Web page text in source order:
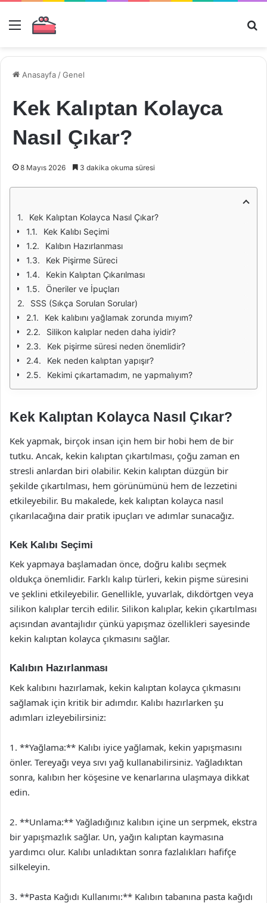
Menü
Anasayfa /Genel
Kek Kalıptan Kolayca
Nasıl Çıkar?
8 Mayıs 2026 3 dakika okuma süresi
Kek Kalıptan Kolayca Nasıl Çıkar?
Kek Kalıbı Seçimi
Kalıbın Hazırlanması
Kek Pişirme Süreci
Kekin Kalıptan Çıkarılması
Öneriler ve İpuçları
SSS (Sıkça Sorulan Sorular)
Kek kalıbını yağlamak zorunda mıyım?
Silikon kalıplar neden daha iyidir?
Kek pişirme süresi neden önemlidir?
Kek neden kalıptan yapışır?
Kekimi çıkartamadım, ne yapmalıyım?
Kek Kalıptan Kolayca Nasıl Çıkar?
Kek yapmak, birçok insan için hem bir hobi hem de bir
tutku. Ancak, kekin kalıptan çıkartılması, çoğu zaman en
stresli anlardan biri olabilir. Kekin kalıptan düzgün bir
şekilde çıkartılması, hem görünümünü hem de lezzetini
etkileyebilir. Bu makalede, kek kalıptan kolayca nasıl
çıkarılacağına dair pratik ipuçları ve adımlar sunacağız.
Kek Kalıbı Seçimi
Kek yapmaya başlamadan önce, doğru kalıbı seçmek
oldukça önemlidir. Farklı kalıp türleri, kekin pişme süresini
ve şeklini etkileyebilir. Genellikle, yuvarlak, dikdörtgen veya
silikon kalıplar tercih edilir. Silikon kalıplar, kekin çıkartılması
açısından avantajlıdır çünkü yapışmaz özellikleri sayesinde
kekin kalıptan kolayca çıkmasını sağlar.
Kalıbın Hazırlanması
Kek kalıbını hazırlamak, kekin kalıptan kolayca çıkmasını
sağlamak için kritik bir adımdır. Kalıbı hazırlarken şu
adımları izleyebilirsiniz:
1. **Yağlama:** Kalıbı iyice yağlamak, kekin yapışmasını
önler. Tereyağı veya sıvı yağ kullanabilirsiniz. Yağladıktan
sonra, kalıbın her köşesine ve kenarlarına ulaşmaya dikkat
edin.
2. **Unlama:** Yağladığınız kalıbın içine un serpmek, ekstra
bir yapışmazlık sağlar. Un, yağın kalıptan kaymasına
yardımcı olur. Kalıbı unladıktan sonra fazlalıkları hafifçe
silkeleyin.
3. **Pasta Kağıdı Kullanımı:** Kalıbın tabanına pasta kağıdı